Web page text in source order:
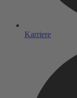
Karriere